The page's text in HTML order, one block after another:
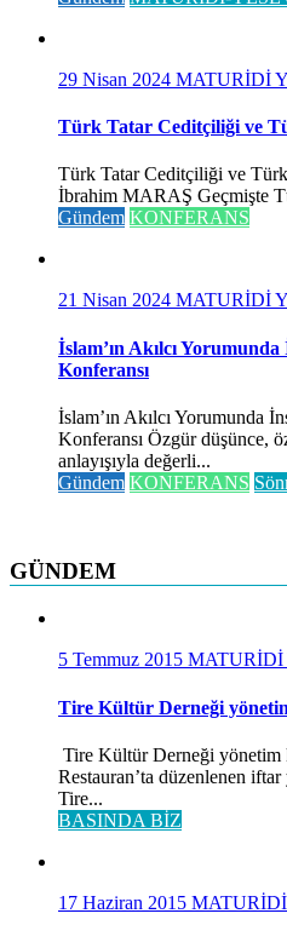
29 Nisan 2024 MATURİDİ
Türk Tatar Ceditçiliği ve
Türk Tatar Ceditçiliği ve
İbrahim MARAŞ Geçmişte
Gündem KONFERANS
21 Nisan 2024 MATURİDİ
İslam’ın Akılcı
Konferansı
İslam’ın Akılcı Yorumunda
Konferansı Özgür düşünce,
anlayışıyla değerli...
Gündem KONFERANS
GÜNDEM
5 Temmuz 2015 MATURİDİ
Tire Kültür Derneği
Tire Kültür Derneği
Restauran’ta düzenlenen
Tire...
BASINDA BİZ
17 Haziran 2015